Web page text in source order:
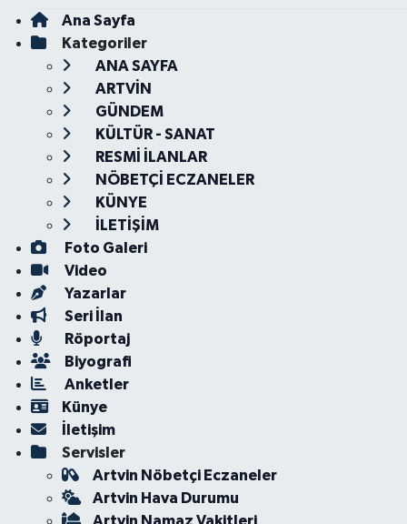
Ana Sayfa
Kategoriler
ANA SAYFA
ARTVİN
GÜNDEM
KÜLTÜR - SANAT
RESMİ İLANLAR
NÖBETÇİ ECZANELER
KÜNYE
İLETİŞİM
Foto Galeri
Video
Yazarlar
Seri İlan
Röportaj
Biyografi
Anketler
Künye
İletişim
Servisler
Artvin Nöbetçi Eczaneler
Artvin Hava Durumu
Artvin Namaz Vakitleri